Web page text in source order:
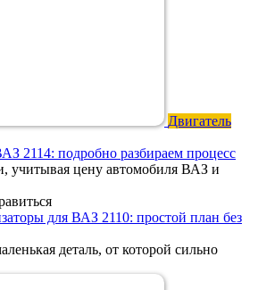
Двигатель
2114: подробно разбираем процесс
учитывая цену автомобиля ВАЗ и
для ВАЗ 2110: простой план без
деталь, от которой сильно